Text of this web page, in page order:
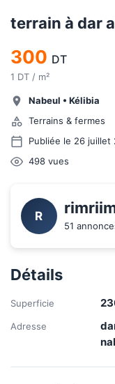
terrain à dar
300 DT
1 DT / m²
Nabeul • Kélibia
Terrains & fermes
Publiée le 26 juillet
498 vues
R
51
Détails
Superficie
Adresse